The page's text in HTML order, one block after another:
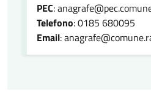
PEC:
Telefono: 0185 680095
Email: